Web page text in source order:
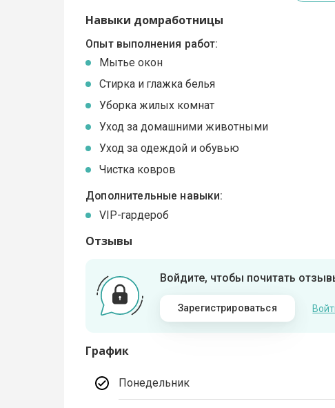
Навыки домработницы
Опыт выполнения работ:
Мытье окон
Стирка и глажка белья
Уборка жилых комнат
Уход за домашними животными
Уход за одеждой и обувью
Чистка ковров
Дополнительные навыки:
VIP-гардероб
Отзывы
Войдите, чтобы почитать
Зарегистрироваться
График
Понедельник